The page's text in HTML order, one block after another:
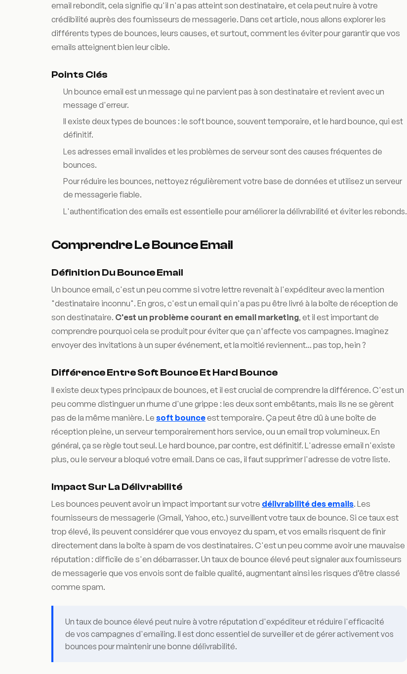
email rebondit, cela signifie qu'il n'a pas atteint son destinataire, et cela peut nuire à votre
crédibilité auprès des fournisseurs de messagerie. Dans cet article, nous allons explorer les
différents types de bounces, leurs causes, et surtout, comment les éviter pour garantir que vos
emails atteignent bien leur cible.
Points Clés
Un bounce email est un message qui ne parvient pas à son destinataire et revient avec un
message d'erreur.
Il existe deux types de bounces : le soft bounce, souvent temporaire, et le hard bounce, qui est
définitif.
Les adresses email invalides et les problèmes de serveur sont des causes fréquentes de
bounces.
Pour réduire les bounces, nettoyez régulièrement votre base de données et utilisez un serveur
de messagerie fiable.
L'authentification des emails est essentielle pour améliorer la délivrabilité et éviter les rebonds.
Comprendre Le Bounce Email
Définition Du Bounce Email
Un bounce email, c'est un peu comme si votre lettre revenait à l'expéditeur avec la mention
"destinataire inconnu". En gros, c'est un email qui n'a pas pu être livré à la boîte de réception de
son destinataire. C'est un problème courant en email marketing, et il est important de
comprendre pourquoi cela se produit pour éviter que ça n'affecte vos campagnes. Imaginez
envoyer des invitations à un super événement, et la moitié reviennent... pas top, hein ?
Différence Entre Soft Bounce Et Hard Bounce
Il existe deux types principaux de bounces, et il est crucial de comprendre la différence. C'est un
peu comme distinguer un rhume d'une grippe : les deux sont embêtants, mais ils ne se gèrent
pas de la même manière. Le soft bounceest temporaire. Ça peut être dû à une boîte de
réception pleine, un serveur temporairement hors service, ou un email trop volumineux. En
général, ça se règle tout seul. Le hard bounce, par contre, est définitif. L'adresse email n'existe
plus, ou le serveur a bloqué votre email. Dans ce cas, il faut supprimer l'adresse de votre liste.
Impact Sur La Délivrabilité
Les bounces peuvent avoir un impact important sur votre délivrabilité des emails. Les
fournisseurs de messagerie (Gmail, Yahoo, etc.) surveillent votre taux de bounce. Si ce taux est
trop élevé, ils peuvent considérer que vous envoyez du spam, et vos emails risquent de finir
directement dans la boîte à spam de vos destinataires. C'est un peu comme avoir une mauvaise
réputation : difficile de s'en débarrasser. Un taux de bounce élevé peut signaler aux fournisseurs
de messagerie que vos envois sont de faible qualité, augmentant ainsi les risques d’être classé
comme spam.
Un taux de bounce élevé peut nuire à votre réputation d'expéditeur et réduire l'efficacité
de vos campagnes d'emailing. Il est donc essentiel de surveiller et de gérer activement vos
bounces pour maintenir une bonne délivrabilité.